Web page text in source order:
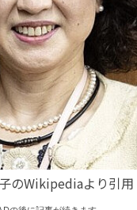
のWikipediaより引用